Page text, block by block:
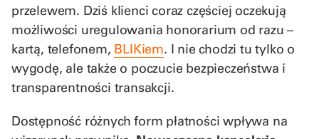
przelewem. Dziś klienci coraz częściej oczekują
możliwości uregulowania honorarium od razu –
kartą, telefonem, BLIKiem. I nie chodzi tu tylko o
wygodę, ale także o poczucie bezpieczeństwa i
transparentności transakcji.
Dostępność różnych form płatności wpływa na